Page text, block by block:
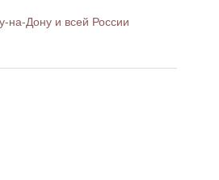
на-Дону и всей России